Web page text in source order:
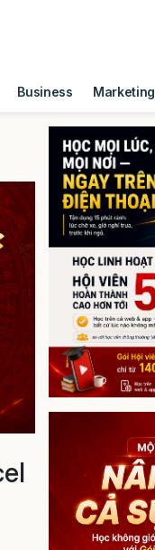
Business Marketing